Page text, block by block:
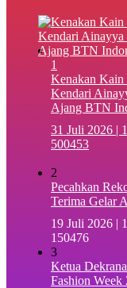
1
‎Kenakan
Kendari
Ajang BTN
31 Juli 2026 |
500453
2
Pecahkan
Terima Gelar
19 Juli 2026 |
150476
3
Ketua
Fashion Week